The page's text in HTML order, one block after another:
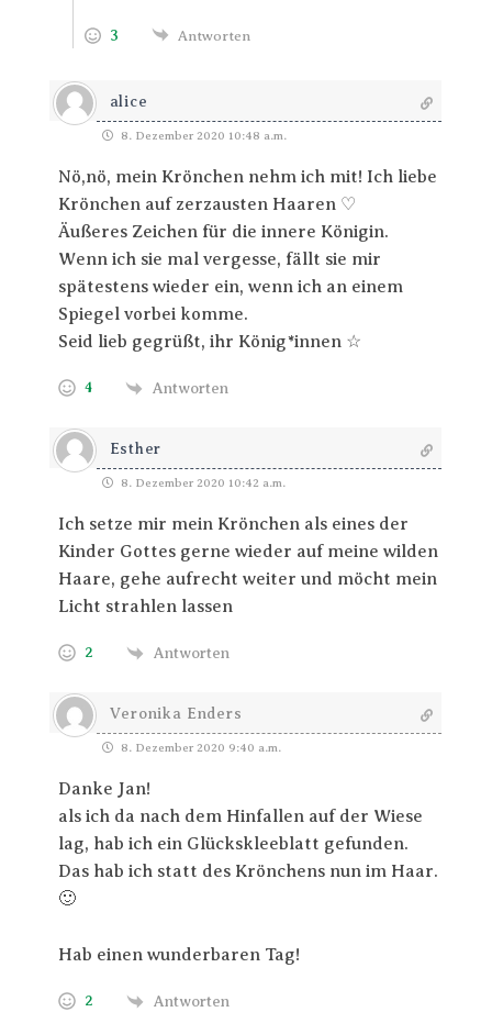
3 Antworten
alice
8. Dezember 2020 10:48 a.m.
Nö,nö, mein Krönchen nehm ich mit! Ich liebe
Krönchen auf zerzausten Haaren ♡
Äußeres Zeichen für die innere Königin.
Wenn ich sie mal vergesse, fällt sie mir
spätestens wieder ein, wenn ich an einem
Spiegel vorbei komme.
Seid lieb gegrüßt, ihr König*innen ☆
4 Antworten
Esther
8. Dezember 2020 10:42 a.m.
Ich setze mir mein Krönchen als eines der
Kinder Gottes gerne wieder auf meine wilden
Haare, gehe aufrecht weiter und möcht mein
Licht strahlen lassen
2 Antworten
Veronika Enders
8. Dezember 2020 9:40 a.m.
Danke Jan!
als ich da nach dem Hinfallen auf der Wiese
lag, hab ich ein Glückskleeblatt gefunden.
Das hab ich statt des Krönchens nun im Haar.
🙂
Hab einen wunderbaren Tag!
2 Antworten